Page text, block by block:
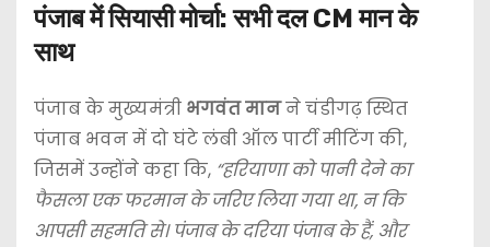
पंजाब में सियासी मोर्चा: सभी दल CM मान के
साथ
पंजाब के मुख्यमंत्री भगवंत मानने चंडीगढ़ स्थित
पंजाब भवन में दो घंटे लंबी ऑल पार्टी मीटिंग की,
जिसमें उन्होंने कहा कि, “हरियाणा को पानी देने का
फैसला एक फरमान के जरिए लिया गया था, न कि
आपसी सहमति से। पंजाब के दरिया पंजाब के हैं, और